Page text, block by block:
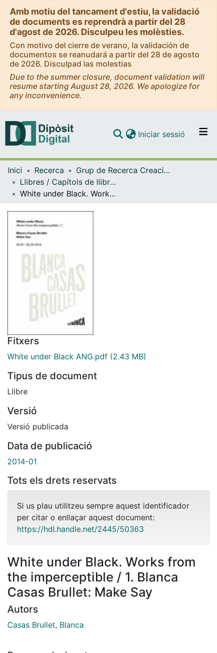
Amb motiu del tancament d'estiu, la validació
de documents es reprendrà a partir del 28
d'agost de 2026. Disculpeu les molèsties.
Con motivo del cierre de verano, la validación de
documentos se reanudará a partir del 28 de agosto
de 2026. Disculpad las molestias
Due to the summer closure, document validation will
resume starting August 28, 2026. We apologize for
any inconvenience.
Navega per tot el DD
Com publicar
Iniciar sessió (current)
Inici Recerca
Grup de Recerca Creació i pensament de les dones
Llibres / Capítols de llibre (Grup de Recerca Creació i pensament de les dones)
White under Black. Works from the imperceptible / 1. Blanca Casas Brullet: Make Say
Fitxers
White under Black ANG.pdf (2.43 MB)
Tipus de document
Llibre
Versió
Versió publicada
Data de publicació
2014-01
Tots els drets reservats
Si us plau utilitzeu sempre aquest identificador
per citar o enllaçar aquest document:
https://hdl.handle.net/2445/50363
White under Black. Works from
the imperceptible / 1. Blanca
Casas Brullet: Make Say
Autors
Casas Brullet, Blanca